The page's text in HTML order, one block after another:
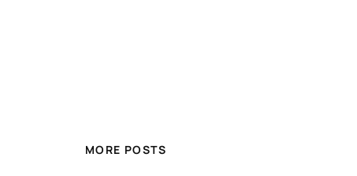
MORE POSTS